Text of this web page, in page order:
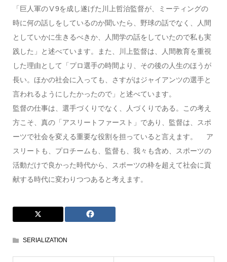
「巨人軍のⅤ9を成し遂げた川上哲治監督が、ミーティングの
時に何の話しをしているのか聞いたら、野球の話でなく、人間
としていかに生きるべきか、人間学の話をしていたので私も実
践した」と述べています。また、川上監督は、人間教育を重視
した理由として「プロ選手の時間より、その後の人生のほうが
長い。ほかの社会に入っても、さすがはジャイアンツの選手と
言われるようにしたかったので」と述べています。
監督の仕事は、選手づくりでなく、人づくりである。この考え
方こそ、真の「アスリートファースト」であり、監督は、スポ
ーツで社会を変える重要な役割を担っていると言えます。 ア
スリートも、プロチームも、監督も、我々も含め、スポーツの
活動だけで良かった時代から、スポーツの枠を超えて社会に貢
献する時代に変わりつつあると考えます。
SERIALIZATION